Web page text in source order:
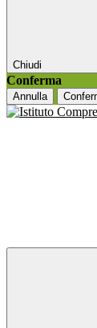
Chiudi
Conferma
Annulla